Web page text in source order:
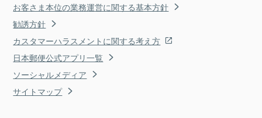
お客さま本位の業務運営に関する基本方針
勧誘方針
カスタマーハラスメントに関する考え方
日本郵便公式アプリ一覧
ソーシャルメディア
サイトマップ